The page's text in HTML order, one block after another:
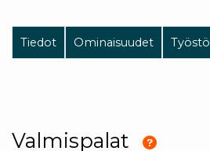
Tiedot Ominaisuudet Työstö
Valmispalat